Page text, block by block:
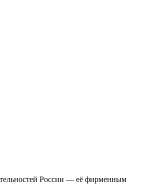
России — её фирменным